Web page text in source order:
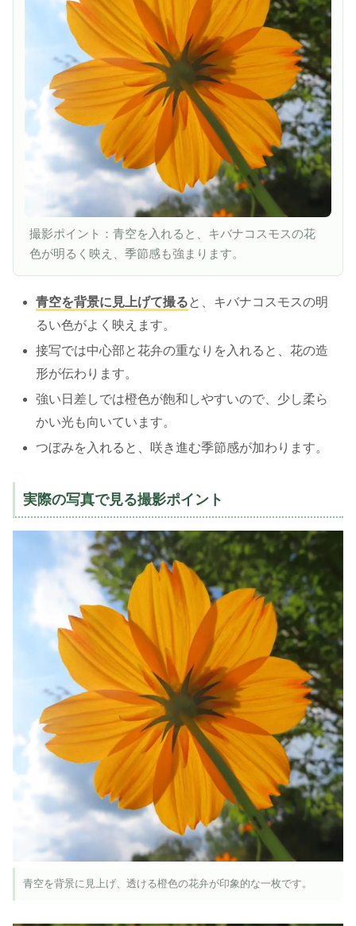
撮影ポイント：青空を入れると、キバナコスモスの花
色が明るく映え、季節感も強まります。
青空を背景に見上げて撮ると、キバナコスモスの明
るい色がよく映えます。
接写では中心部と花弁の重なりを入れると、花の造
形が伝わります。
強い日差しでは橙色が飽和しやすいので、少し柔ら
かい光も向いています。
つぼみを入れると、咲き進む季節感が加わります。
実際の写真で見る撮影ポイント
青空を背景に見上げ、透ける橙色の花弁が印象的な一枚です。